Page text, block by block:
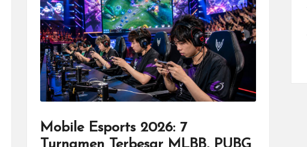
Mobile Esports 2026: 7